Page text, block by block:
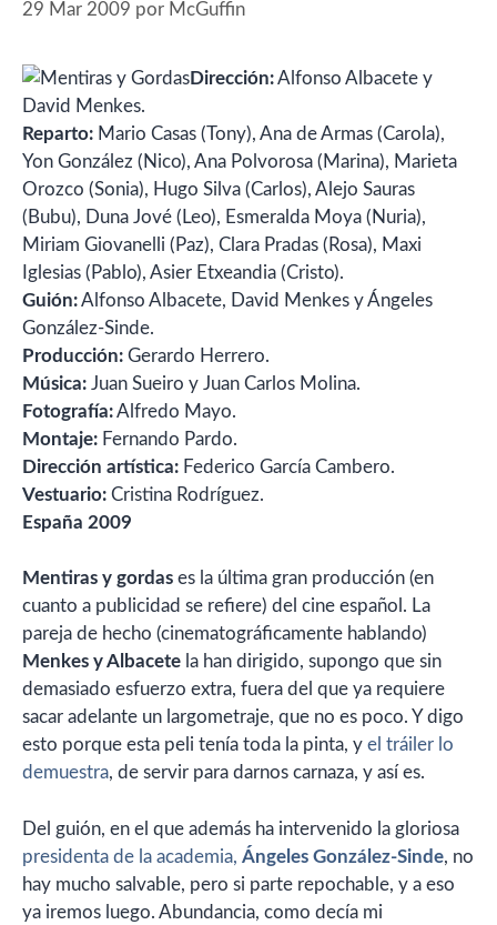
29 Mar 2009 por McGuffin
Dirección:Alfonso Albacete y
David Menkes.
Reparto: Mario Casas (Tony), Ana de Armas (Carola),
Yon González (Nico), Ana Polvorosa (Marina), Marieta
Orozco (Sonia), Hugo Silva (Carlos), Alejo Sauras
(Bubu), Duna Jové (Leo), Esmeralda Moya (Nuria),
Miriam Giovanelli (Paz), Clara Pradas (Rosa), Maxi
Iglesias (Pablo), Asier Etxeandia (Cristo).
Guión:Alfonso Albacete, David Menkes y Ángeles
González-Sinde.
Producción: Gerardo Herrero.
Música: Juan Sueiro y Juan Carlos Molina.
Fotografía:Alfredo Mayo.
Montaje: Fernando Pardo.
Dirección artística: Federico García Cambero.
Vestuario: Cristina Rodríguez.
España 2009
Mentiras y gordas es la última gran producción (en
cuanto a publicidad se refiere) del cine español. La
pareja de hecho (cinematográficamente hablando)
Menkes y Albacete la han dirigido, supongo que sin
demasiado esfuerzo extra, fuera del que ya requiere
sacar adelante un largometraje, que no es poco. Y digo
esto porque esta peli tenía toda la pinta, y el tráiler lo
demuestra, de servir para darnos carnaza, y así es.
Del guión, en el que además ha intervenido la gloriosa
presidenta de la academia, Ángeles González-Sinde, no
hay mucho salvable, pero si parte repochable, y a eso
ya iremos luego. Abundancia, como decía mi